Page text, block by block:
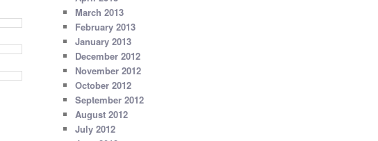
March 2013
February 2013
January 2013
December 2012
November 2012
October 2012
September 2012
August 2012
July 2012